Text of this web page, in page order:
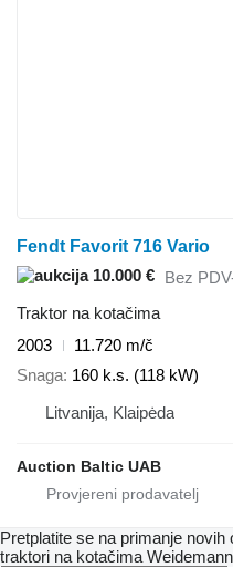
Fendt Favorit 716 Vario
10.000 € Bez
Traktor na kotačima
2003
11.720 m/č
Snaga 160 k.s. (118 kW)
Litvanija, Klaipėda
Auction Baltic UAB
Pretplatite se na primanje
traktori na kotačima Weidemann